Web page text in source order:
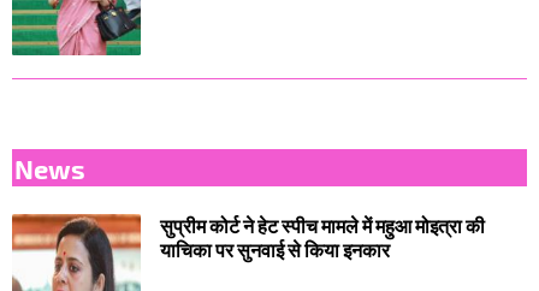
News
सुप्रीम कोर्ट ने हेट स्पीच मामले में महुआ मोइत्रा की
याचिका पर सुनवाई से किया इनकार